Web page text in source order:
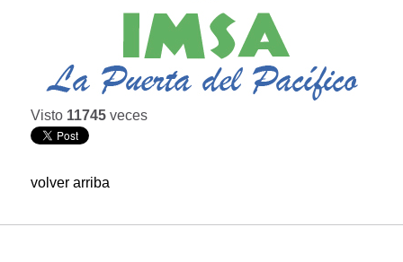
Visto 11745 veces
volver arriba